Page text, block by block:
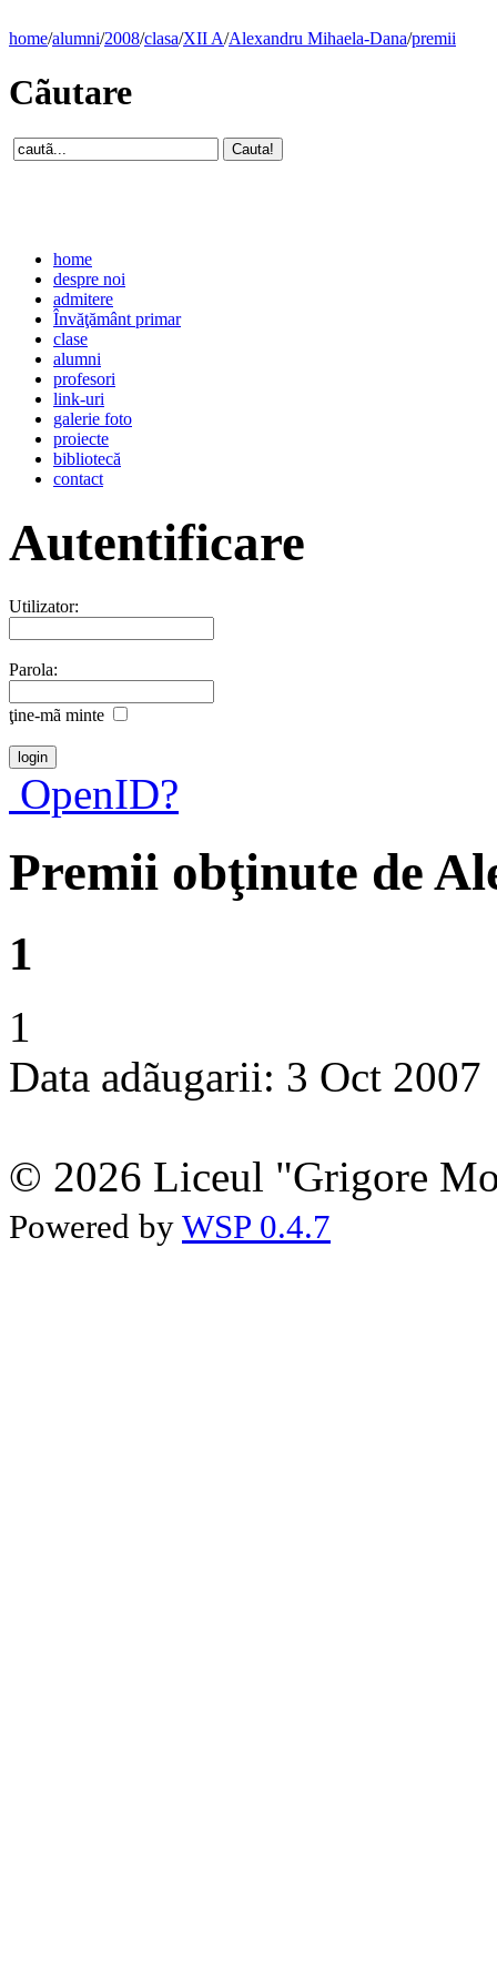
home/alumni/2008/clasa/XII A/Alexandru Mihaela-Dana/premii
Cãutare
home
despre noi
admitere
Învăţământ primar
clase
alumni
profesori
link-uri
galerie foto
proiecte
bibliotecă
contact
Autentificare
Utilizator:
Parola:
ţine-mã minte
OpenID?
Premii obţinute de
1
1
Data adãugarii: 3 Oct 2007
© 2026 Liceul "Grigore
Powered by WSP 0.4.7